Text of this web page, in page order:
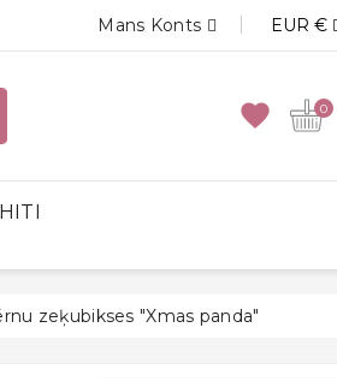
Mans Konts EUR €
favorite 0
zeķubikses "Xmas panda"